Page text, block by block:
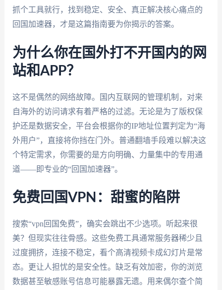
抓个工具就行，找到稳定、安全、真正解决核心痛点的
回国加速器，才是这篇指南要为你揭示的答案。
为什么你在国外打不开国内的网
站和APP？
这不是偶然的网络故障。国内互联网的管理机制，对来
自海外的访问请求有着严格的过滤。无论是为了版权保
护还是数据安全，平台会根据你的IP地址位置判定为“海
外用户”，直接将你挡在门外。普通翻墙手段难以解决这
个特定需求，你需要的是方向明确、力量集中的专用通
道——即专业的“回国加速器”。
免费回国VPN：甜蜜的陷阱
搜索“vpn回国免费”，确实会跳出不少选项。听起来很
美？但现实往往骨感。这些免费工具通常服务器稀少且
过度拥挤，连接不稳定，看个高清视频卡成幻灯片是常
态。更让人担忧的是安全性。缺乏有效加密，你的浏览
数据甚至敏感账号信息可能暴露无遗。用来偶尔查个简